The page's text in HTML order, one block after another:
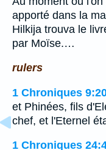
apporté dans la
Hilkija trouva le
par Moïse.…
rulers
1 Chroniques
et Phinées, fils
chef, et l'Eternel
1 Chroniques